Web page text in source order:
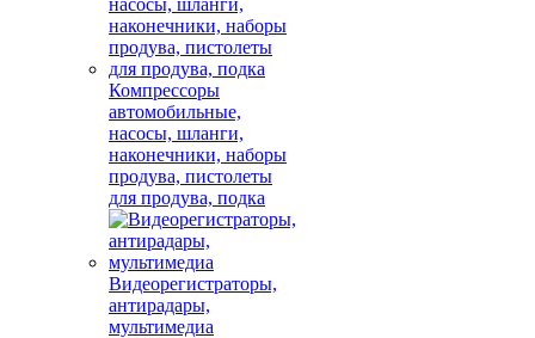
Компрессоры
автомобильные,
насосы, шланги,
наконечники, наборы
продува, пистолеты
для продува, подка
Видеорегистраторы,
антирадары,
мультимедиа